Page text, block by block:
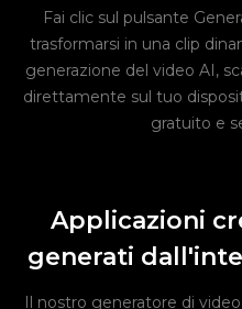
Fai clic sul pulsante
trasformarsi in una clip
generazione del video AI,
direttamente sul tuo
gratuito e
Applicazioni
generati
Il nostro generatore di